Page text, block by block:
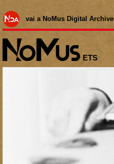
vai a NoMus Digital Archive
ETS